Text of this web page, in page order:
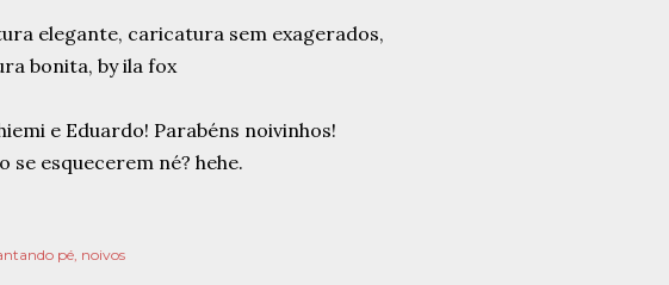
e Eduardo! Parabéns noivinhos!
se esquecerem né? hehe.
pé noivos